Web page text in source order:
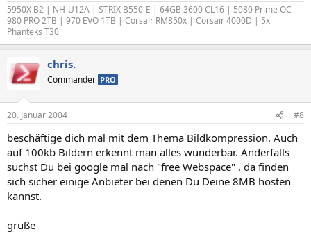
5950X B2 | NH-U12A | STRIX B550-E | 64GB 3600 CL16 | 5080 Prime OC
980 PRO 2TB | 970 EVO 1TB | Corsair RM850x | Corsair 4000D | 5x
Phanteks T30
chris.
Commander PRO
20. Januar 2004 #8
beschäftige dich mal mit dem Thema Bildkompression. Auch
auf 100kb Bildern erkennt man alles wunderbar. Anderfalls
suchst Du bei google mal nach "free Webspace" , da finden
sich sicher einige Anbieter bei denen Du Deine 8MB hosten
kannst.
grüße